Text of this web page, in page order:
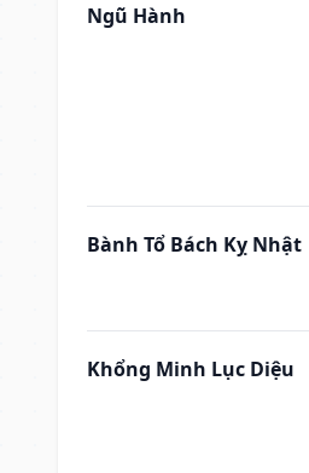
Ngũ Hành
Bành Tổ Bách Kỵ Nhật
Khổng Minh Lục Diệu